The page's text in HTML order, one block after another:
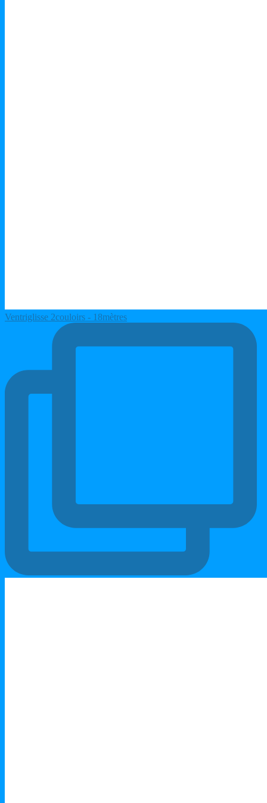
Ventriglisse 2couloirs - 18mètres